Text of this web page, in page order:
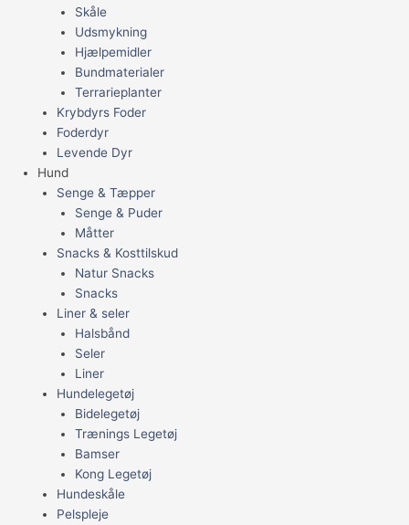
Skåle
Udsmykning
Hjælpemidler
Bundmaterialer
Terrarieplanter
Krybdyrs Foder
Foderdyr
Levende Dyr
Hund
Senge & Tæpper
Senge & Puder
Måtter
Snacks & Kosttilskud
Natur Snacks
Snacks
Liner & seler
Halsbånd
Seler
Liner
Hundelegetøj
Bidelegetøj
Trænings Legetøj
Bamser
Kong Legetøj
Hundeskåle
Pelspleje